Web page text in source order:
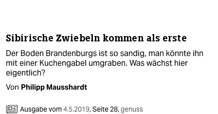
Sibirische Zwiebeln kommen als erste
Der Boden Brandenburgs ist so sandig, man könnte ihn
mit einer Kuchengabel umgraben. Was wächst hier
eigentlich?
Von Philipp Mausshardt
Ausgabe vom4.5.2019,Seite 28,genuss